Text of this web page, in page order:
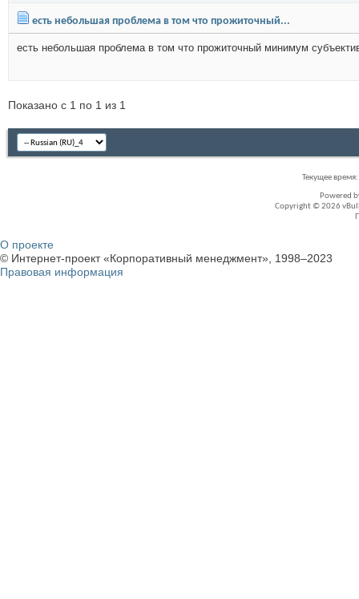
есть небольшая проблема в том что прожиточный...
есть небольшая проблема в том что прожиточный минимум
Показано с 1 по 1 из 1
Текущее время:
Powered
Copyright © 2026
О проекте
© Интернет-проект «Корпоративный менеджмент», 1998–2023
Правовая информация